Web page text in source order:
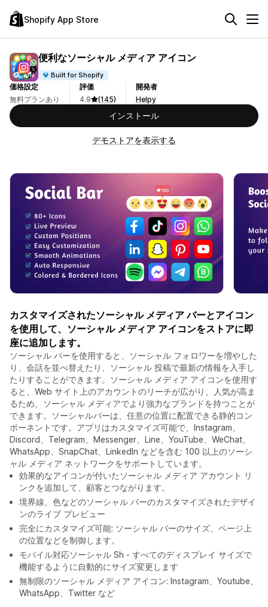
Shopify App Store
便利なソーシャル メディア アイコン
Built for Shopify
価格設定
無料プランあり
評価
4.9
(145)
開発者
Helpy
インストール
デモストアを表示する
カスタマイズされたソーシャル メディア バーとアイコン
を使用して、ソーシャル メディア アイコンをストアに即
座に追加します。
ソーシャル バーを使用すると、ソーシャル フォロワーを増やした
り、会話を並べ替えたり、ソーシャル 投稿で最新の情報を入手し
たりすることができます。ソーシャル メディア アイコンを使用す
ると、Web サイト上のアカウントのリーチが広がり、人気が高ま
るため、ソーシャル メディアでより強力なブランドを持つことが
できます。ソーシャルバーは、任意の位置に配置できる静的コン
ポーネントです。アプリはカスタマイズ可能で、Instagram、
Discord、Telegram、Messenger、Line、YouTube、WeChat、
WhatsApp、SnapChat、LinkedIn などを含む 100 以上のソーシ
ャル メディア ネットワークをサポートしています。
効果的なアイコンが付いたソーシャル メディア アカウント リ
ンクを追加して、顧客とつながります。
境界線、色などのソーシャル バーのカスタマイズされたデザイ
ンのライブ プレビュー
完全にカスタマイズ可能: ソーシャル バーのサイズ、ページ上
の位置などを制御します。
モバイル対応ソーシャル Sh - すべてのディスプレイ サイズで
機能するように自動的にサイズ変更します
無制限のソーシャル メディア アイコン: Instagram、Youtube、
WhatsApp、Twitter など